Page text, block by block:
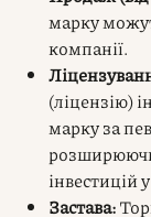
марку
компанії.
(ліцензію)
марку за
інвестицій
Застава: